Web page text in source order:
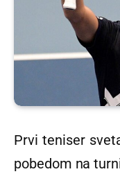
Prvi teniser
pobedom na